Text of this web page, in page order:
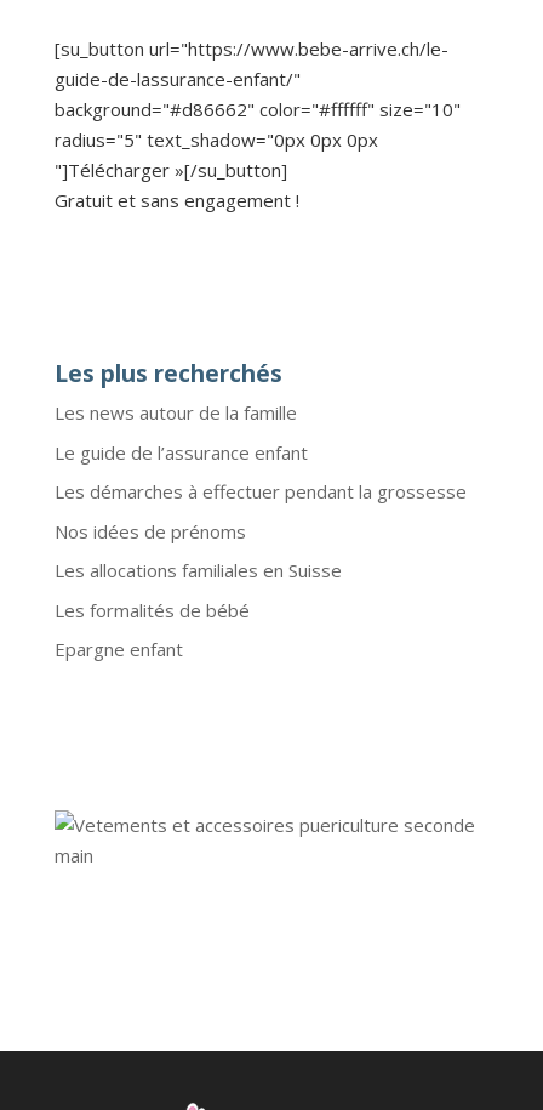
[su_button url="https://www.bebe-arrive.ch/le-
guide-de-lassurance-enfant/"
background="#d86662" color="#ffffff" size="10"
radius="5" text_shadow="0px 0px 0px
"]Télécharger »[/su_button]
Gratuit et sans engagement !
Les plus recherchés
Les news autour de la famille
Le guide de l’assurance enfant
Les démarches à effectuer pendant la grossesse
Nos idées de prénoms
Les allocations familiales en Suisse
Les formalités de bébé
Epargne enfant